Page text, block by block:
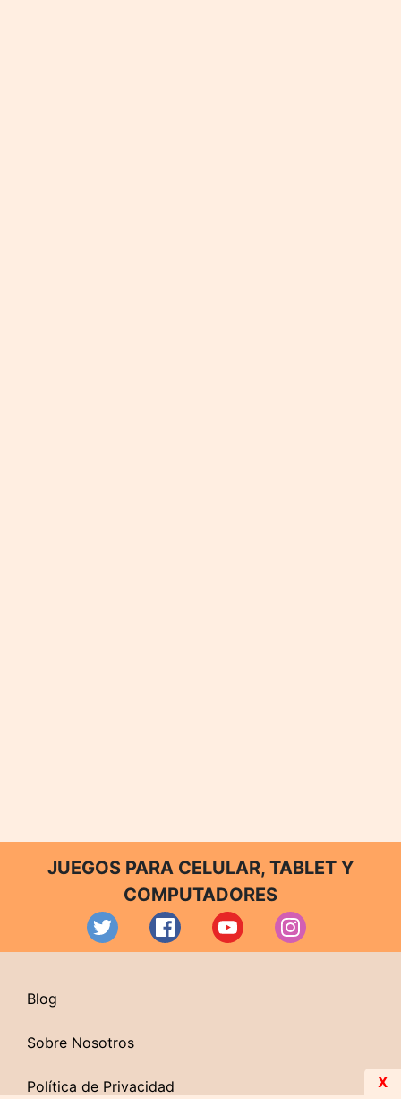
JUEGOS PARA CELULAR, TABLET Y
COMPUTADORES
Blog
Sobre Nosotros
Política de Privacidad X